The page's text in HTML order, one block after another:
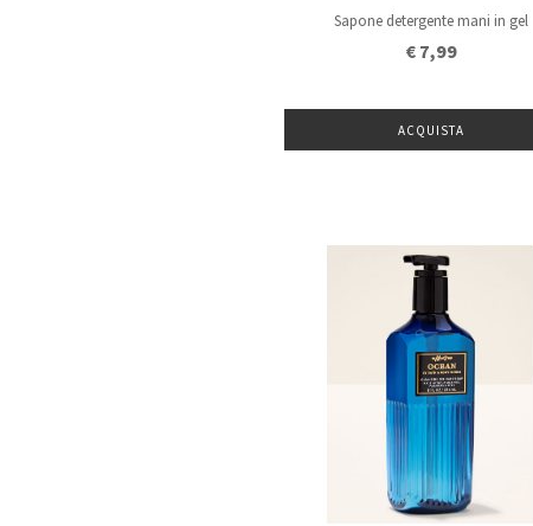
Sapone detergente mani in gel
€ 7,99
ACQUISTA